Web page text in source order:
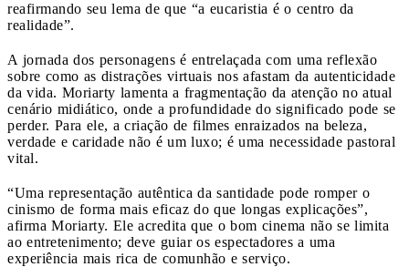
reafirmando seu lema de que “a eucaristia é o centro da
realidade”.
A jornada dos personagens é entrelaçada com uma reflexão
sobre como as distrações virtuais nos afastam da autenticidade
da vida. Moriarty lamenta a fragmentação da atenção no atual
cenário midiático, onde a profundidade do significado pode se
perder. Para ele, a criação de filmes enraizados na beleza,
verdade e caridade não é um luxo; é uma necessidade pastoral
vital.
“Uma representação autêntica da santidade pode romper o
cinismo de forma mais eficaz do que longas explicações”,
afirma Moriarty. Ele acredita que o bom cinema não se limita
ao entretenimento; deve guiar os espectadores a uma
experiência mais rica de comunhão e serviço.